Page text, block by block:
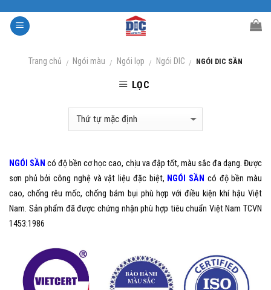
content
Trang chủ / Ngói màu / Ngói lợp / Ngói DIC / NGÓI DIC SẦN
LỌC
NGÓI SẦN có độ bền cơ học cao, chịu va đập tốt, màu sắc đa dạng. Được
sơn phủ bởi công nghệ và vật liệu đặc biệt, NGÓI SẦN có độ bền màu
cao, chống rêu mốc, chống bám bụi phù hợp với điều kiện khí hậu Việt
Nam. Sản phẩm đã được chứng nhận phù hợp tiêu chuẩn Việt Nam TCVN
1453:1986